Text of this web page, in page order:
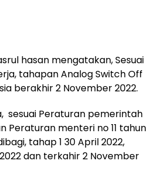
hasan mengatakan, Sesuai
tahapan Analog Switch Off
berakhir 2 November 2022.
sesuai Peraturan pemerintah
Peraturan menteri no 11 tahun
tahap 1 30 April 2022,
dan terkahir 2 November